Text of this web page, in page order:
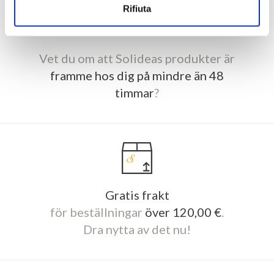
Rifiuta
Vet du om att Solideas produkter är
framme hos dig på mindre än 48
timmar?
Gratis frakt
för beställningar över 120,00 €
Dra nytta av det nu!